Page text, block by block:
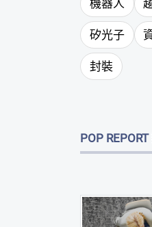
機器人
矽光子
封裝
POP REPORT